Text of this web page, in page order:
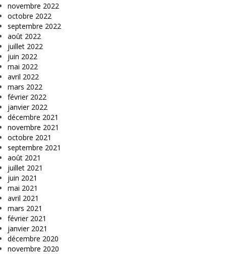
novembre 2022
octobre 2022
septembre 2022
août 2022
juillet 2022
juin 2022
mai 2022
avril 2022
mars 2022
février 2022
janvier 2022
décembre 2021
novembre 2021
octobre 2021
septembre 2021
août 2021
juillet 2021
juin 2021
mai 2021
avril 2021
mars 2021
février 2021
janvier 2021
décembre 2020
novembre 2020